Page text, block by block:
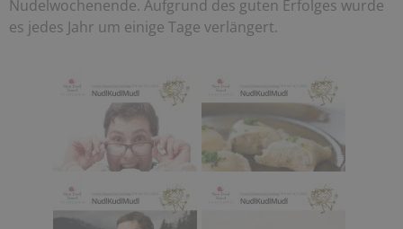
Nudelwochenende. Aufgrund des guten Erfolges wurde
es jedes Jahr um einige Tage verlängert.